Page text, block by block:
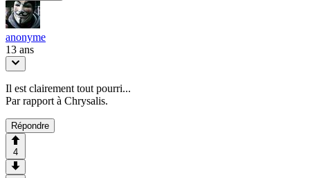
anonyme
13 ans
Il est clairement tout pourri...
Par rapport à Chrysalis.
Répondre
4